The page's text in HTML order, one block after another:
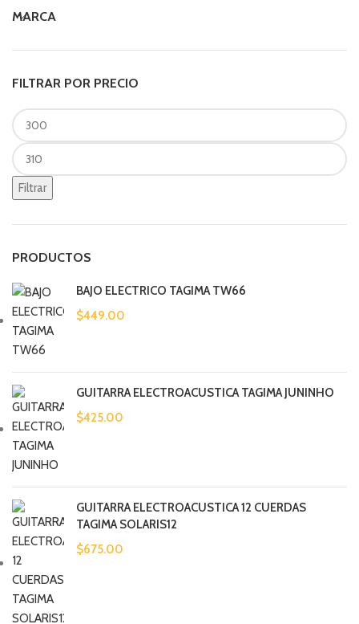
MARCA
FILTRAR POR PRECIO
Filtrar
PRODUCTOS
BAJO ELECTRICO TAGIMA TW66
$449.00
GUITARRA ELECTROACUSTICA TAGIMA JUNINHO
$425.00
GUITARRA ELECTROACUSTICA 12 CUERDAS
TAGIMA SOLARIS12
$675.00